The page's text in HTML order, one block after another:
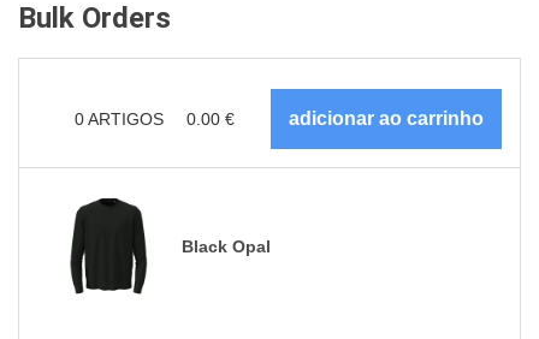
Bulk Orders
0ARTIGOS 0.00 €
Black Opal